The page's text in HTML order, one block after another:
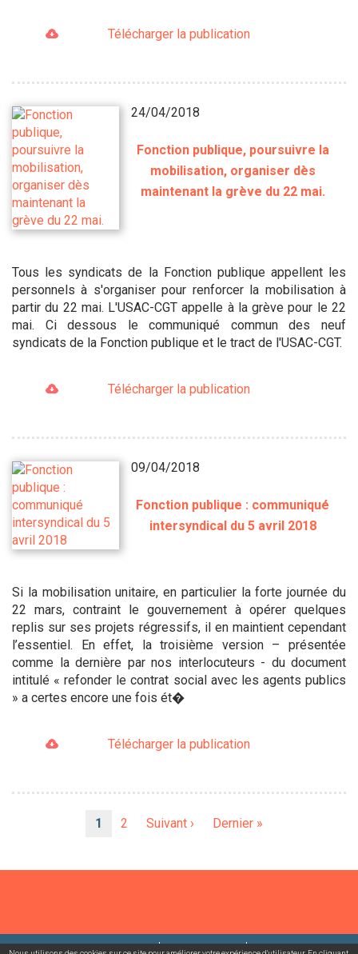
Télécharger la publication
24/04/2018
Fonction publique, poursuivre la
mobilisation, organiser dès
maintenant la grève du 22 mai.
Tous les syndicats de la Fonction publique appellent les
personnels à s'organiser pour renforcer la mobilisation à
partir du 22 mai. L'USAC-CGT appelle à la grève pour le 22
mai. Ci dessous le communiqué commun des neuf
syndicats de la Fonction publique et le tract de l'USAC-CGT.
Télécharger la publication
09/04/2018
Fonction publique : communiqué
intersyndical du 5 avril 2018
Si la mobilisation unitaire, en particulier la forte journée du
22 mars, contraint le gouvernement à opérer quelques
replis sur ses projets régressifs, il en maintient cependant
l’essentiel. En effet, la troisième version – présentée
comme la dernière par nos interlocuteurs - du document
intitulé « refonder le contrat social avec les agents publics
» a certes encore une fois ét�
Télécharger la publication
Page
1 Page
2
Page
Suivant ›
Dernière
Dernier »